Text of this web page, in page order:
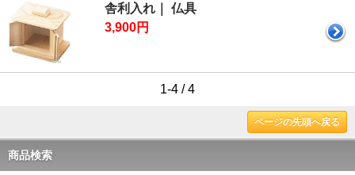
舎利入れ｜ 仏具
3,900円
1-4 / 4
ページの先頭へ戻る
商品検索